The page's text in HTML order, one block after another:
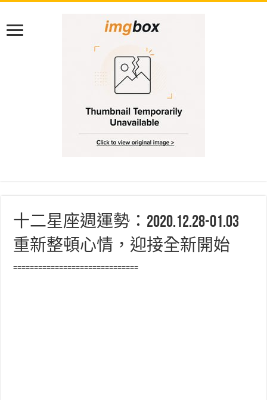
十二星座週運勢：2020.12.28-01.03
重新整頓心情，迎接全新開始
==============================